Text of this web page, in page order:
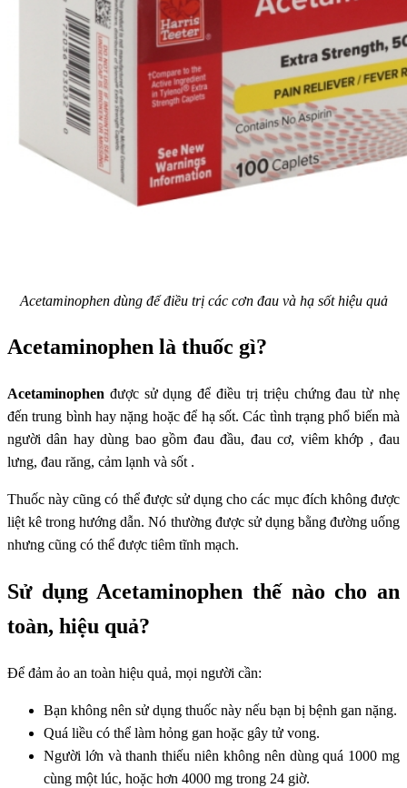
Acetaminophen dùng để điều trị các cơn đau và hạ sốt hiệu quả
Acetaminophen là thuốc gì?
Acetaminophen được sử dụng để điều trị triệu chứng đau từ nhẹ
đến trung bình hay nặng hoặc để hạ sốt. Các tình trạng phổ biến mà
người dân hay dùng bao gồm đau đầu, đau cơ, viêm khớp , đau
lưng, đau răng, cảm lạnh và sốt .
Thuốc này cũng có thể được sử dụng cho các mục đích không được
liệt kê trong hướng dẫn. Nó thường được sử dụng bằng đường uống
nhưng cũng có thể được tiêm tĩnh mạch.
Sử dụng Acetaminophen thế nào cho an
toàn, hiệu quả?
Để đảm ảo an toàn hiệu quả, mọi người cần:
Bạn không nên sử dụng thuốc này nếu bạn bị bệnh gan nặng.
Quá liều có thể làm hỏng gan hoặc gây tử vong.
Người lớn và thanh thiếu niên không nên dùng quá 1000 mg
cùng một lúc, hoặc hơn 4000 mg trong 24 giờ.